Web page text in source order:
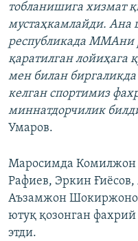
тобланишига хизмат
мустаҳкамлайди. Ана
республикада ММАни
қаратилган лойиҳага
мен билан
келган спортимиз
миннатдорчилик
Умаров.
Маросимда Комилжон
Рафиев, Эркин
Аъзамжон
ютуқ қозонган
этди.